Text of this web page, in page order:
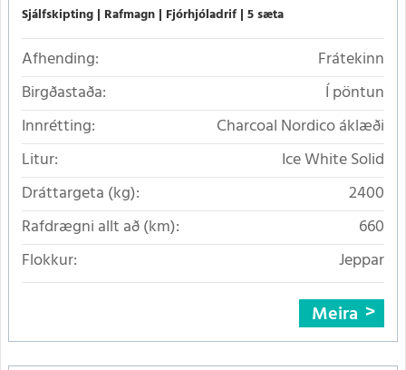
Sjálfskipting Rafmagn Fjórhjóladrif 5 sæta
Afhending:
Frátekinn
Birgðastaða:
Í pöntun
Innrétting:
Charcoal Nordico áklæði
Litur:
Ice White Solid
Dráttargeta (kg):
2400
Rafdrægni allt að (km):
660
Flokkur:
Jeppar
Meira